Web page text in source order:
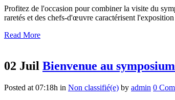
Profitez de l'occasion pour combiner la visite du
raretés et des chefs-d'œuvre caractérisent
Read More
02 Juil Bienvenue au
Posted at 07:18h in Non classifié(e) by admin 0